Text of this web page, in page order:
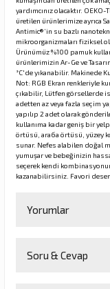
yardımcınız olacaktır.
üretilen ürünlerimize ayrıca
Antimic®️’in su bazlı
mikroorganizmaları fiziksel
Ürünümüz %100 pamuk
ürünlerimizin Ar-Ge ve
°C'de yıkanabilir. Makinede
Not: RGB Ekran renkleriyle
çıkabilir, Lütfen görsellerde
adetten az veya fazla seçim
yapılıp 2 adet olarak
kullanıma kadar geniş bir
örtüsü, araба örtüsü, yüzey
sunar. Nefes alabilen doğal
yumuşar ve bebeğinizin
seçerek kendi
kazanabilirsiniz. Favori
Yorumlar
Soru & Cevap